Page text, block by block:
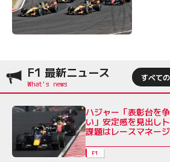
F1 最新ニュース すべて
ハジャー「表彰台を
い」安定感を見出し
課題はレースマネー
F1